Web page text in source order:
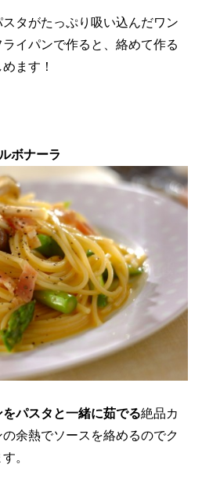
タがたっぷり吸い込んだワン
イパンで作ると、絡めて作る
ます！
ボナーラ
パスタと一緒に茹でる絶品カ
余熱でソースを絡めるのでク
。